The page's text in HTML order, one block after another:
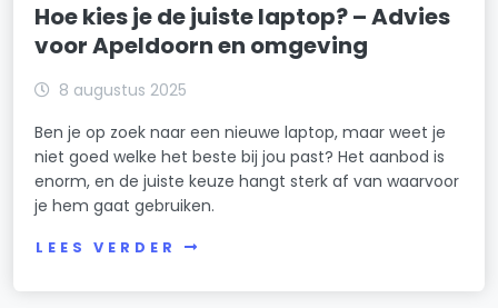
Hoe kies je de juiste laptop? – Advies
voor Apeldoorn en omgeving
8 augustus 2025
Ben je op zoek naar een nieuwe laptop, maar weet je
niet goed welke het beste bij jou past? Het aanbod is
enorm, en de juiste keuze hangt sterk af van waarvoor
je hem gaat gebruiken.
LEES VERDER